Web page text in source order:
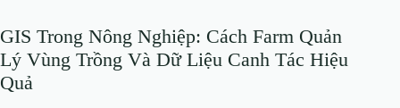
GIS Trong Nông Nghiệp: Cách Farm Quản
Lý Vùng Trồng Và Dữ Liệu Canh Tác Hiệu
Quả